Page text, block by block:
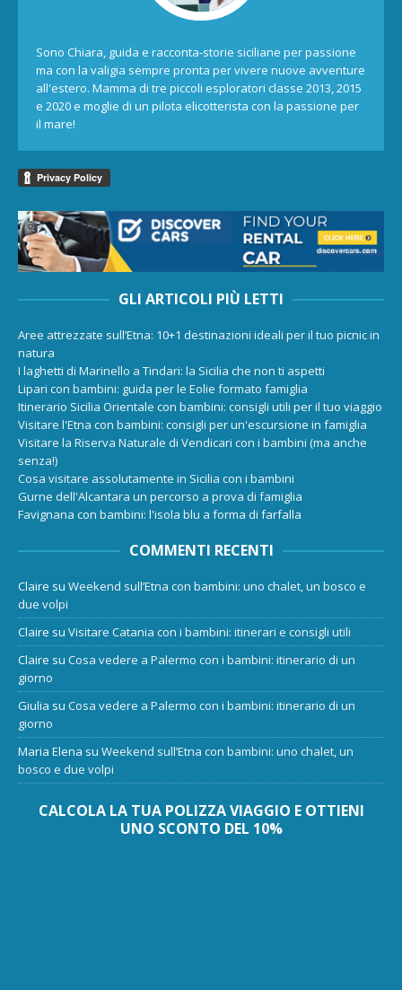
Sono Chiara, guida e racconta-storie siciliane per passione
ma con la valigia sempre pronta per vivere nuove avventure
all'estero. Mamma di tre piccoli esploratori classe 2013, 2015
e 2020 e moglie di un pilota elicotterista con la passione per
il mare!
GLI ARTICOLI PIÙ LETTI
Aree attrezzate sull’Etna: 10+1 destinazioni ideali per il tuo picnic in
natura
I laghetti di Marinello a Tindari: la Sicilia che non ti aspetti
Lipari con bambini: guida per le Eolie formato famiglia
Itinerario Sicilia Orientale con bambini: consigli utili per il tuo viaggio
Visitare l'Etna con bambini: consigli per un'escursione in famiglia
Visitare la Riserva Naturale di Vendicari con i bambini (ma anche
senza!)
Cosa visitare assolutamente in Sicilia con i bambini
Gurne dell'Alcantara un percorso a prova di famiglia
Favignana con bambini: l'isola blu a forma di farfalla
COMMENTI RECENTI
Claire su Weekend sull’Etna con bambini: uno chalet, un bosco e
due volpi
Claire su Visitare Catania con i bambini: itinerari e consigli utili
Claire su Cosa vedere a Palermo con i bambini: itinerario di un
giorno
Giulia su Cosa vedere a Palermo con i bambini: itinerario di un
giorno
Maria Elena su Weekend sull’Etna con bambini: uno chalet, un
bosco e due volpi
CALCOLA LA TUA POLIZZA VIAGGIO E OTTIENI
UNO SCONTO DEL 10%